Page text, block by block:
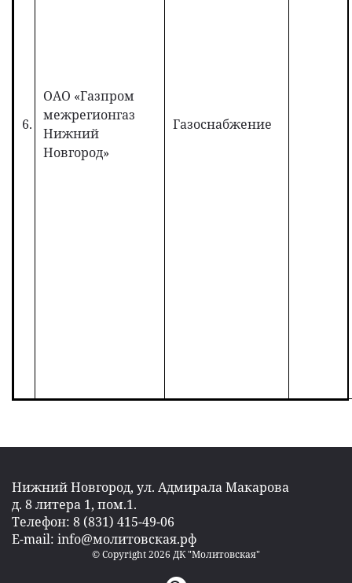
6.
ОАО «Газпром
межрегионгаз
Нижний
Новгород»
Газоснабжение
Нижний Новгород, ул. Адмирала Макарова
д. 8 литера 1, пом.1.
Телефон: 8 (831) 415-49-06
E-mail: info@молитовская.рф
© Copyright 2026 ДК "Молитовская"